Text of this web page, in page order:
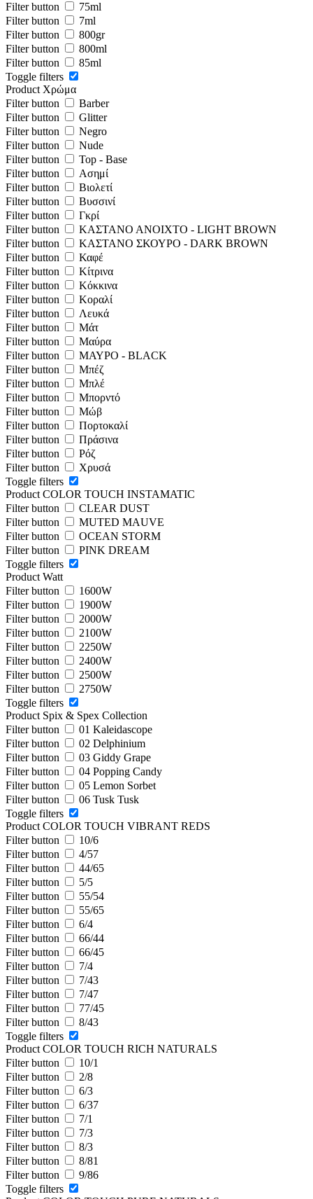
Filter button
75ml
Filter button
7ml
Filter button
800gr
Filter button
800ml
Filter button
85ml
Toggle filters
Product Χρώμα
Filter button
Barber
Filter button
Glitter
Filter button
Negro
Filter button
Nude
Filter button
Top - Base
Filter button
Ασημί
Filter button
Βιολετί
Filter button
Βυσσινί
Filter button
Γκρί
Filter button
ΚΑΣΤΑΝΟ ΑΝΟΙΧΤΟ - LIGHT BROWN
Filter button
ΚΑΣΤΑΝΟ ΣΚΟΥΡΟ - DARK BROWN
Filter button
Καφέ
Filter button
Κίτρινα
Filter button
Κόκκινα
Filter button
Κοραλί
Filter button
Λευκά
Filter button
Μάτ
Filter button
Μαύρα
Filter button
ΜΑΥΡΟ - BLACK
Filter button
Μπέζ
Filter button
Μπλέ
Filter button
Μπορντό
Filter button
Μώβ
Filter button
Πορτοκαλί
Filter button
Πράσινα
Filter button
Ρόζ
Filter button
Χρυσά
Toggle filters
Product COLOR TOUCH INSTAMATIC
Filter button
CLEAR DUST
Filter button
MUTED MAUVE
Filter button
OCEAN STORM
Filter button
PINK DREAM
Toggle filters
Product Watt
Filter button
1600W
Filter button
1900W
Filter button
2000W
Filter button
2100W
Filter button
2250W
Filter button
2400W
Filter button
2500W
Filter button
2750W
Toggle filters
Product Spix & Spex Collection
Filter button
01 Kaleidascope
Filter button
02 Delphinium
Filter button
03 Giddy Grape
Filter button
04 Popping Candy
Filter button
05 Lemon Sorbet
Filter button
06 Tusk Tusk
Toggle filters
Product COLOR TOUCH VIBRANT REDS
Filter button
10/6
Filter button
4/57
Filter button
44/65
Filter button
5/5
Filter button
55/54
Filter button
55/65
Filter button
6/4
Filter button
66/44
Filter button
66/45
Filter button
7/4
Filter button
7/43
Filter button
7/47
Filter button
77/45
Filter button
8/43
Toggle filters
Product COLOR TOUCH RICH NATURALS
Filter button
10/1
Filter button
2/8
Filter button
6/3
Filter button
6/37
Filter button
7/1
Filter button
7/3
Filter button
8/3
Filter button
8/81
Filter button
9/86
Toggle filters